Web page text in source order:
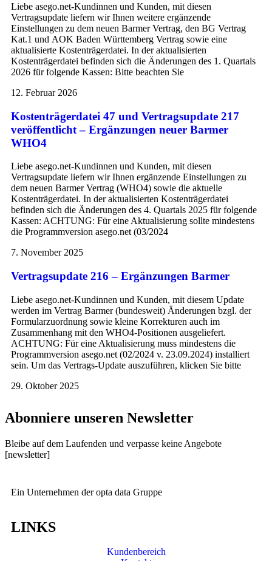
Liebe asego.net-Kundinnen und Kunden, mit diesen
Vertragsupdate liefern wir Ihnen weitere ergänzende
Einstellungen zu dem neuen Barmer Vertrag, den BG Vertrag
Kat.1 und AOK Baden Württemberg Vertrag sowie eine
aktualisierte Kostenträgerdatei. In der aktualisierten
Kostenträgerdatei befinden sich die Änderungen des 1. Quartals
2026 für folgende Kassen: Bitte beachten Sie
12. Februar 2026
Kostenträgerdatei 47 und Vertragsupdate 217
veröffentlicht – Ergänzungen neuer Barmer
WHO4
Liebe asego.net-Kundinnen und Kunden, mit diesen
Vertragsupdate liefern wir Ihnen ergänzende Einstellungen zu
dem neuen Barmer Vertrag (WHO4) sowie die aktuelle
Kostenträgerdatei. In der aktualisierten Kostenträgerdatei
befinden sich die Änderungen des 4. Quartals 2025 für folgende
Kassen: ACHTUNG: Für eine Aktualisierung sollte mindestens
die Programmversion asego.net (03/2024
7. November 2025
Vertragsupdate 216 – Ergänzungen Barmer
Liebe asego.net-Kundinnen und Kunden, mit diesem Update
werden im Vertrag Barmer (bundesweit) Änderungen bzgl. der
Formularzuordnung sowie kleine Korrekturen auch im
Zusammenhang mit den WHO4-Positionen ausgeliefert.
ACHTUNG: Für eine Aktualisierung muss mindestens die
Programmversion asego.net (02/2024 v. 23.09.2024) installiert
sein. Um das Vertrags-Update auszuführen, klicken Sie bitte
29. Oktober 2025
Abonniere unseren Newsletter
Bleibe auf dem Laufenden und verpasse keine Angebote
[newsletter]
Ein Unternehmen der opta data Gruppe
LINKS
Kundenbereich